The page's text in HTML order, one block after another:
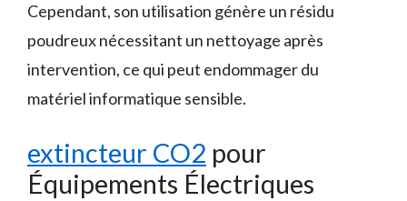
Cependant, son utilisation génère un résidu
poudreux nécessitant un nettoyage après
intervention, ce qui peut endommager du
matériel informatique sensible.
extincteur CO2 pour
Équipements Électriques